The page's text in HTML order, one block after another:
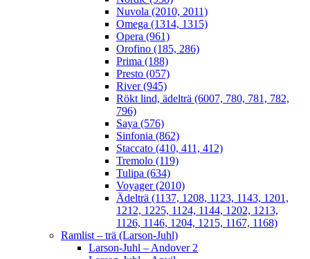
Nuvola (2010, 2011)
Omega (1314, 1315)
Opera (961)
Orofino (185, 286)
Prima (188)
Presto (057)
River (945)
Rökt lind, ädelträ (6007, 780, 781, 782,
796)
Saya (576)
Sinfonia (862)
Staccato (410, 411, 412)
Tremolo (119)
Tulipa (634)
Voyager (2010)
Ädelträ (1137, 1208, 1123, 1143, 1201,
1212, 1225, 1124, 1144, 1202, 1213,
1126, 1146, 1204, 1215, 1167, 1168)
Ramlist – trä (Larson-Juhl)
Larson-Juhl – Andover 2